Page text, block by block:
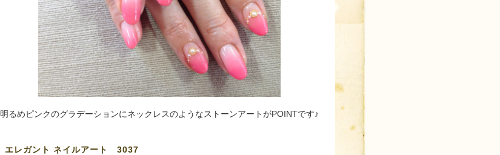
明るめピンクのグラデーションにネックレスのようなストーンアートがPOINTです♪
エレガント ネイルアート 3037